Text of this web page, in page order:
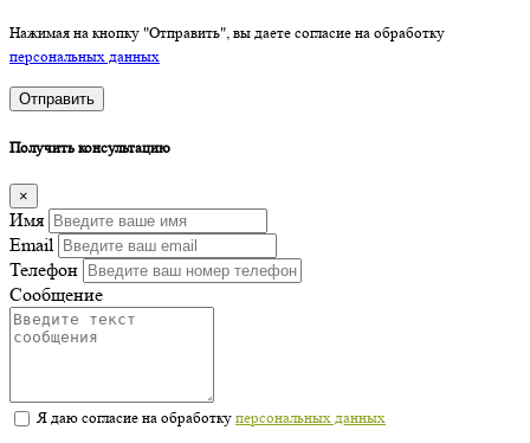
Нажимая на кнопку "Отправить", вы даете согласие на обработку
персональных данных
Отправить
Получить консультацию
×
Имя
Email
Телефон
Сообщение
Я даю согласие на обработку персональных данных